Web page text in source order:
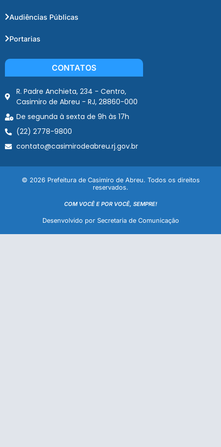
Audiências Públicas
Portarias
CONTATOS
R. Padre Anchieta, 234 - Centro,
Casimiro de Abreu - RJ, 28860-000
De segunda à sexta de 9h às 17h
(22) 2778-9800
contato@casimirodeabreu.rj.gov.br
© 2026 Prefeitura de Casimiro de Abreu. Todos os direitos
reservados.
COM VOCÊ E POR VOCÊ, SEMPRE!
Desenvolvido por Secretaria de Comunicação